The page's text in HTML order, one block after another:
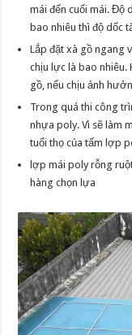
mái đến cuối mái. Độ
bao nhiêu thì độ dốc
Lắp đặt xà gồ ngang
chịu lực là bao nhiêu.
gồ, nếu chịu ảnh
Trong quá thi công
nhựa poly. Vì sẽ làm
tuổi thọ của tấm lợp
lợp mái poly rỗng
hàng chọn lựa